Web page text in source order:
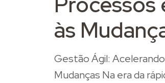
às
Gestão Ágil:
Mudanças Na era da